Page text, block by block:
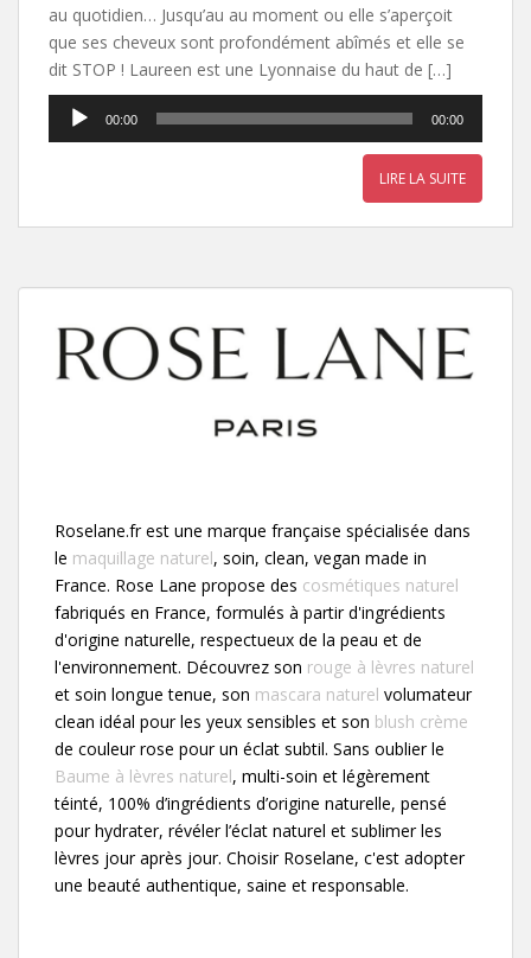
au quotidien… Jusqu’au au moment ou elle s’aperçoit
que ses cheveux sont profondément abîmés et elle se
dit STOP ! Laureen est une Lyonnaise du haut de […]
Lecteur
audio
00:00 00:00
LIRE LA SUITE
Roselane.fr est une marque française spécialisée dans
le maquillage naturel, soin, clean, vegan made in
France. Rose Lane propose des cosmétiques naturel
fabriqués en France, formulés à partir d'ingrédients
d'origine naturelle, respectueux de la peau et de
l'environnement. Découvrez son rouge à lèvres naturel
et soin longue tenue, son mascara naturel volumateur
clean idéal pour les yeux sensibles et son blush crème
de couleur rose pour un éclat subtil. Sans oublier le
Baume à lèvres naturel, multi-soin et légèrement
téinté, 100% d’ingrédients d’origine naturelle, pensé
pour hydrater, révéler l’éclat naturel et sublimer les
lèvres jour après jour. Choisir Roselane, c'est adopter
une beauté authentique, saine et responsable.